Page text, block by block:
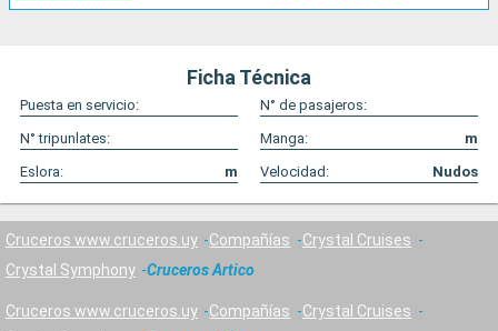
Ficha Técnica
Puesta en servicio:
N° de pasajeros:
N° tripunlates:
Manga:
m
Eslora:
m Velocidad: Nudos
Cruceros www.cruceros.uy Compañías
Crystal Cruises
Crystal Symphony
Cruceros Artico
Cruceros www.cruceros.uy Compañías
Crystal Cruises